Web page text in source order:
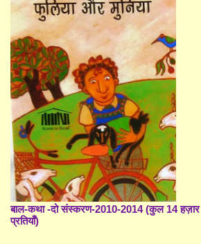
बाल-कथा -दो संस्करण-2010-2014 (कुल 14 हज़ार
प्रतियाँ)